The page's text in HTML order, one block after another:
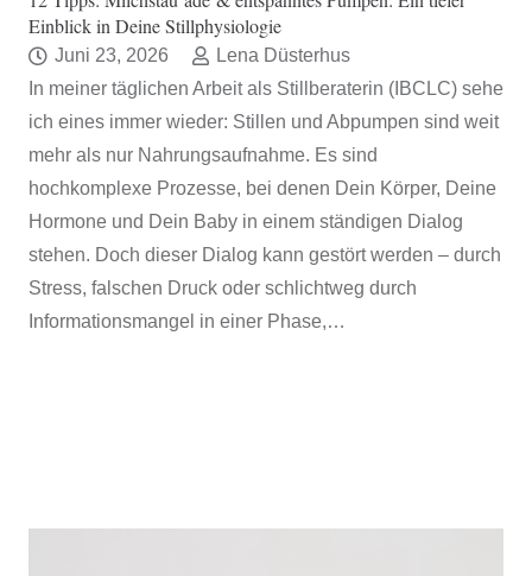
Einblick in Deine Stillphysiologie
Juni 23, 2026
Lena Düsterhus
In meiner täglichen Arbeit als Stillberaterin (IBCLC) sehe
ich eines immer wieder: Stillen und Abpumpen sind weit
mehr als nur Nahrungsaufnahme. Es sind
hochkomplexe Prozesse, bei denen Dein Körper, Deine
Hormone und Dein Baby in einem ständigen Dialog
stehen. Doch dieser Dialog kann gestört werden – durch
Stress, falschen Druck oder schlichtweg durch
Informationsmangel in einer Phase,…